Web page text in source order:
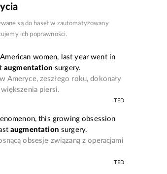
są do haseł w zautomatyzowany
ich poprawności.
women, last year went in
augmentation surgery.
Ameryce, zeszłego roku, dokonały
piersi.
TED
this growing obsession
augmentation surgery.
obsesje związaną z operacjami
TED